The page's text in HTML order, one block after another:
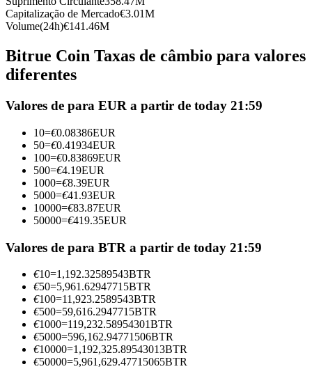
Copiar Trading
Torne-se um Trader de Cópias
Desfrute da partilha de lucros e comissões de copy trading
Informação
Capitalização de Mercado€3.01M
Volume(24h)€141.46M
Bitrue Coin Taxas de câmbio para valores
diferentes
Valores de para EUR a partir de today 21:59
10=€0.08386EUR
50=€0.41934EUR
100=€0.83869EUR
500=€4.19EUR
1000=€8.39EUR
5000=€41.93EUR
10000=€83.87EUR
50000=€419.35EUR
Valores de para BTR a partir de today 21:59
€10=1,192.32589543BTR
€50=5,961.62947715BTR
€100=11,923.2589543BTR
€500=59,616.2947715BTR
€1000=119,232.58954301BTR
€5000=596,162.94771506BTR
€10000=1,192,325.89543013BTR
€50000=5,961,629.47715065BTR